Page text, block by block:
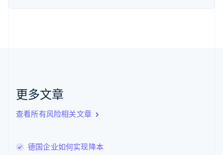
更多文章
查看所有风险相关文章
德国企业如何实现降本
English
English
卢森堡